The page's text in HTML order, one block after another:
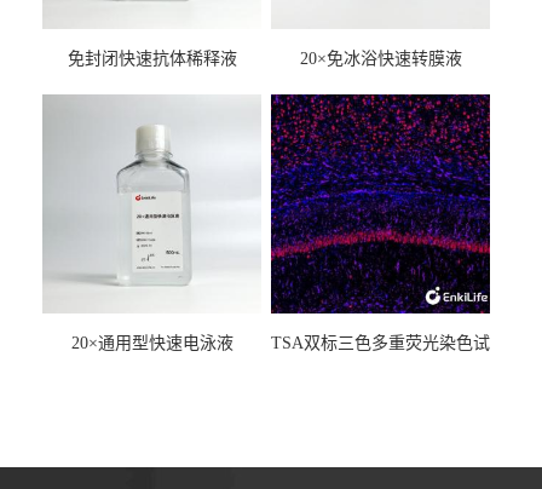
免封闭快速抗体稀释液 20×免冰浴快速转膜液
20×通用型快速电泳液
TSA双标三色多重荧光染色试